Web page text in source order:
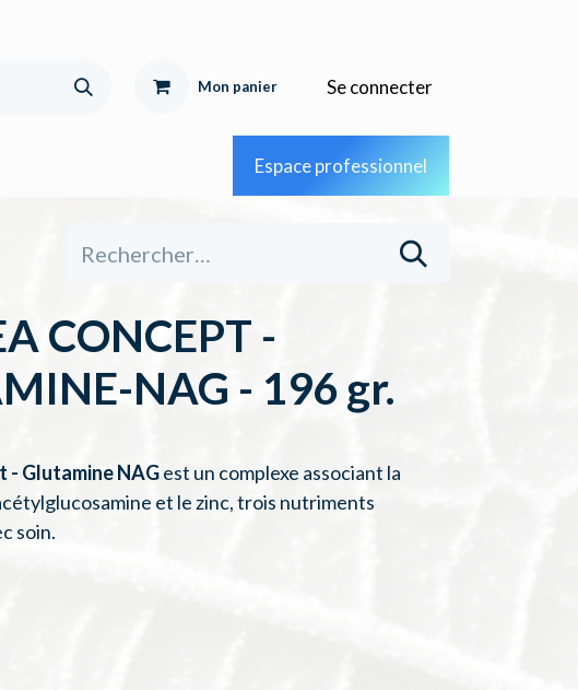
Mon panier Se connecter
Espace professionnel
CONCEPT -
NAG - 196 gr.
- Glutamine NAGest un complexe associant la
et le zinc, trois nutriments
soin.